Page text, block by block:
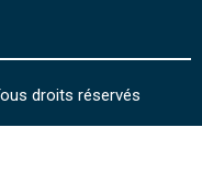
droits réservés